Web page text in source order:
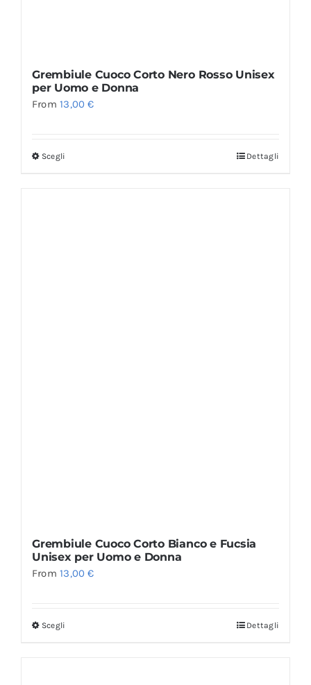
Grembiule Cuoco Corto Nero Rosso Unisex
per Uomo e Donna
From13,00€
Scegli Dettagli
Grembiule Cuoco Corto Bianco e Fucsia
Unisex per Uomo e Donna
From13,00€
Scegli Dettagli